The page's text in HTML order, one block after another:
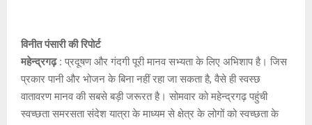
N
U
विनीत पंसारी की रिपोर्ट
महेन्द्रगढ़ : प्रदूषण और गंदगी पूरी मानव सभ्यता के लिए अभिशाप है। जिस
प्रकार पानी और भोजन के बिना नहीं रहा जा सकता है, वैसे ही स्वस्छ
वातावरण मानव की सबसे बड़ी जरूरत है। सोमवार को महेन्द्रगढ़ पहुंची
स्वच्छता समरसता संदेश यात्रा के माध्यम से क्षेत्र के लोगों को स्वच्छता के